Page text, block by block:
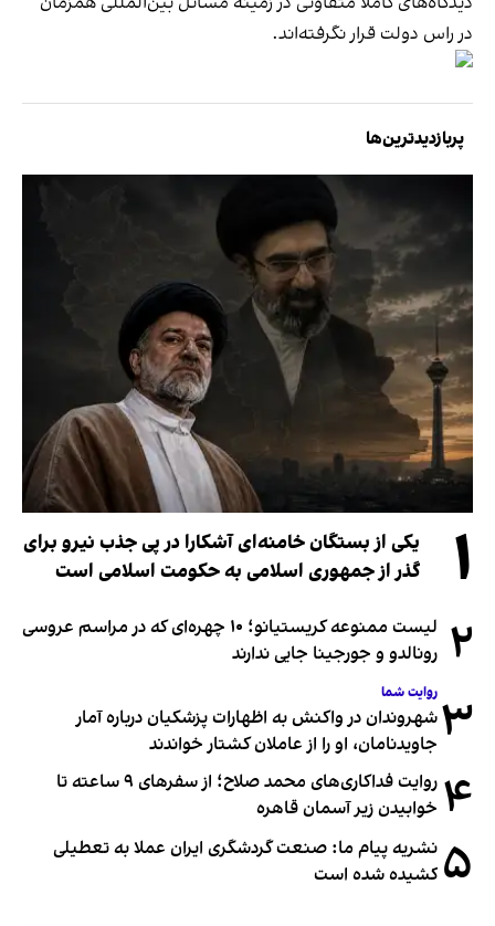
در راس دولت قرار نگرفته‌اند.
پربازدیدترین‌ها
۱
یکی از بستگان خامنه‌ای آشکارا در پی جذب نیرو برای
گذر از جمهوری اسلامی به حکومت اسلامی است
۲
لیست ممنوعه کریستیانو؛ ۱۰ چهره‌ای که در مراسم عروسی
رونالدو و جورجینا جایی ندارند
۳ روایت شما
شهروندان در واکنش به اظهارات پزشکیان درباره آمار
جاویدنامان، او را از عاملان کشتار خواندند
۴
روایت فداکاری‌های محمد صلاح؛ از سفرهای ۹ ساعته تا
خوابیدن زیر آسمان قاهره
۵ نشریه پیام ما: صنعت گردشگری ایران عملا به تعطیلی
کشیده شده است